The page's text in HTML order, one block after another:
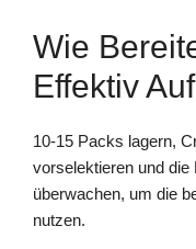
Wie
Effektiv
10-15 Packs lagern,
vorselektieren und
überwachen, um die
nutzen.